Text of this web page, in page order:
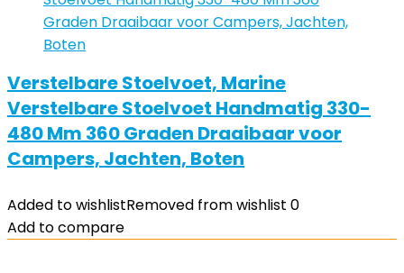
Verstelbare Stoelvoet, Marine
Verstelbare Stoelvoet Handmatig 330-
480 Mm 360 Graden Draaibaar voor
Campers, Jachten, Boten
Added to wishlistRemoved from wishlist 0
Add to compare